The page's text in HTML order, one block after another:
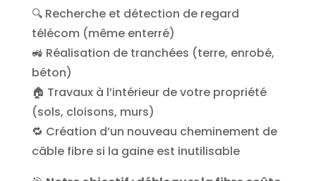
🔍 Recherche et détection de regard
télécom (même enterré)
🚜 Réalisation de tranchées (terre, enrobé,
béton)
🏠 Travaux à l’intérieur de votre propriété
(sols, cloisons, murs)
🔁 Création d’un nouveau cheminement de
câble fibre si la gaine est inutilisable